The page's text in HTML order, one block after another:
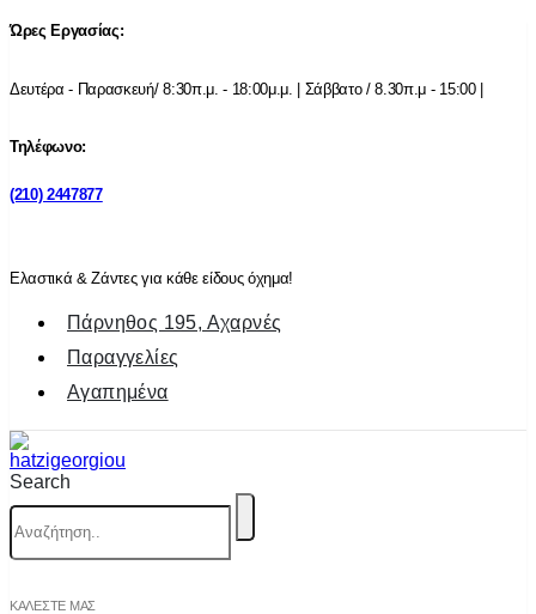
Ώρες Εργασίας:
Δευτέρα - Παρασκευή/ 8:30π.μ. - 18:00μ.μ. | Σάββατο / 8.30π.μ - 15:00 |
Τηλέφωνο:
(210) 2447877
Ελαστικά & Ζάντες για κάθε είδους όχημα!
Πάρνηθος 195, Αχαρνές
Παραγγελίες
Αγαπημένα
Search
ΚΑΛΕΣΤΕ ΜΑΣ